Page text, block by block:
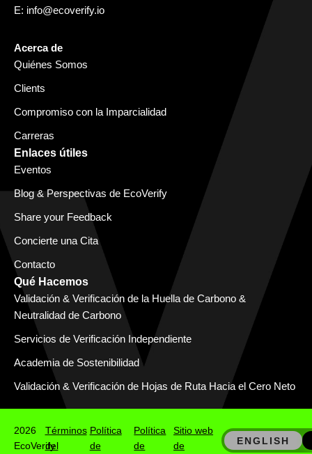
E: info@ecoverify.io
Acerca de
Quiénes Somos
Clients
Compromiso con la Imparcialidad
Carreras
Enlaces útiles
Eventos
Blog & Perspectivas de EcoVerify
Share your Feedback
Concierte una Cita
Contacto
Qué Hacemos
Validación & Verificación de la Huella de Carbono &
Neutralidad de Carbono
Servicios de Verificación Independiente
Academia de Sostenibilidad
Validación & Verificación de Hojas de Ruta Hacia el Cero Neto
2026
EcoVerify
Términos
del
Política
de
Política
de
Sitio web
de
ENGLISH